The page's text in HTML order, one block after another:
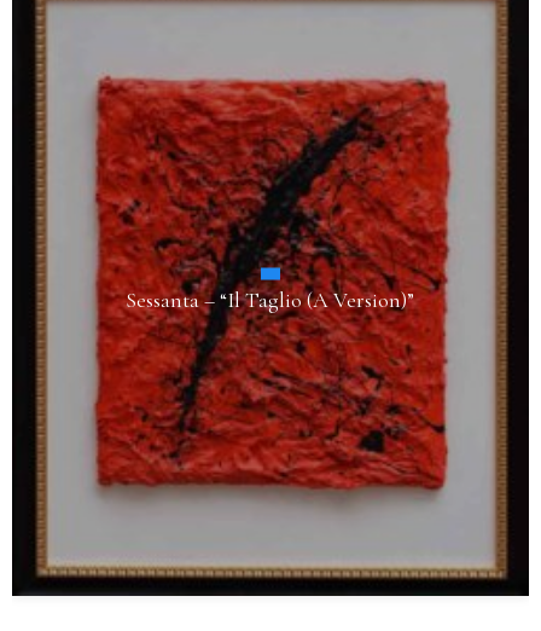
Sessanta – “Il Taglio (A Version)”